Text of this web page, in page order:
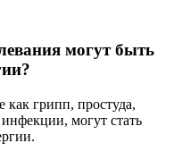
могут быть
грипп, простуда,
могут стать